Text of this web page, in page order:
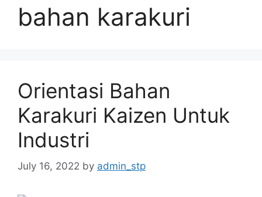
bahan karakuri
Orientasi Bahan
Karakuri Kaizen Untuk
Industri
July 16, 2022 by admin_stp